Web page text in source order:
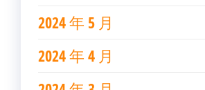
2024 年 5 月
2024 年 4 月